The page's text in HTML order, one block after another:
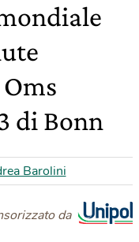
di Bonn
Barolini
da